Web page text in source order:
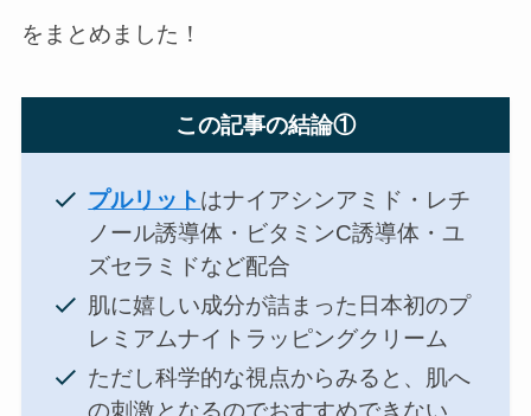
をまとめました！
この記事の結論①
プルリットはナイアシンアミド・レチ
ノール誘導体・ビタミンC誘導体・ユ
ズセラミドなど配合
肌に嬉しい成分が詰まった日本初のプ
レミアムナイトラッピングクリーム
ただし科学的な視点からみると、肌へ
の刺激となるのでおすすめできない